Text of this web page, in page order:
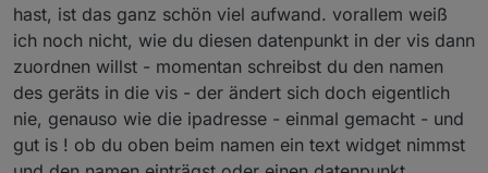
hast, ist das ganz schön viel aufwand. vorallem weiß
ich noch nicht, wie du diesen datenpunkt in der vis dann
zuordnen willst - momentan schreibst du den namen
des geräts in die vis - der ändert sich doch eigentlich
nie, genauso wie die ipadresse - einmal gemacht - und
gut is ! ob du oben beim namen ein text widget nimmst